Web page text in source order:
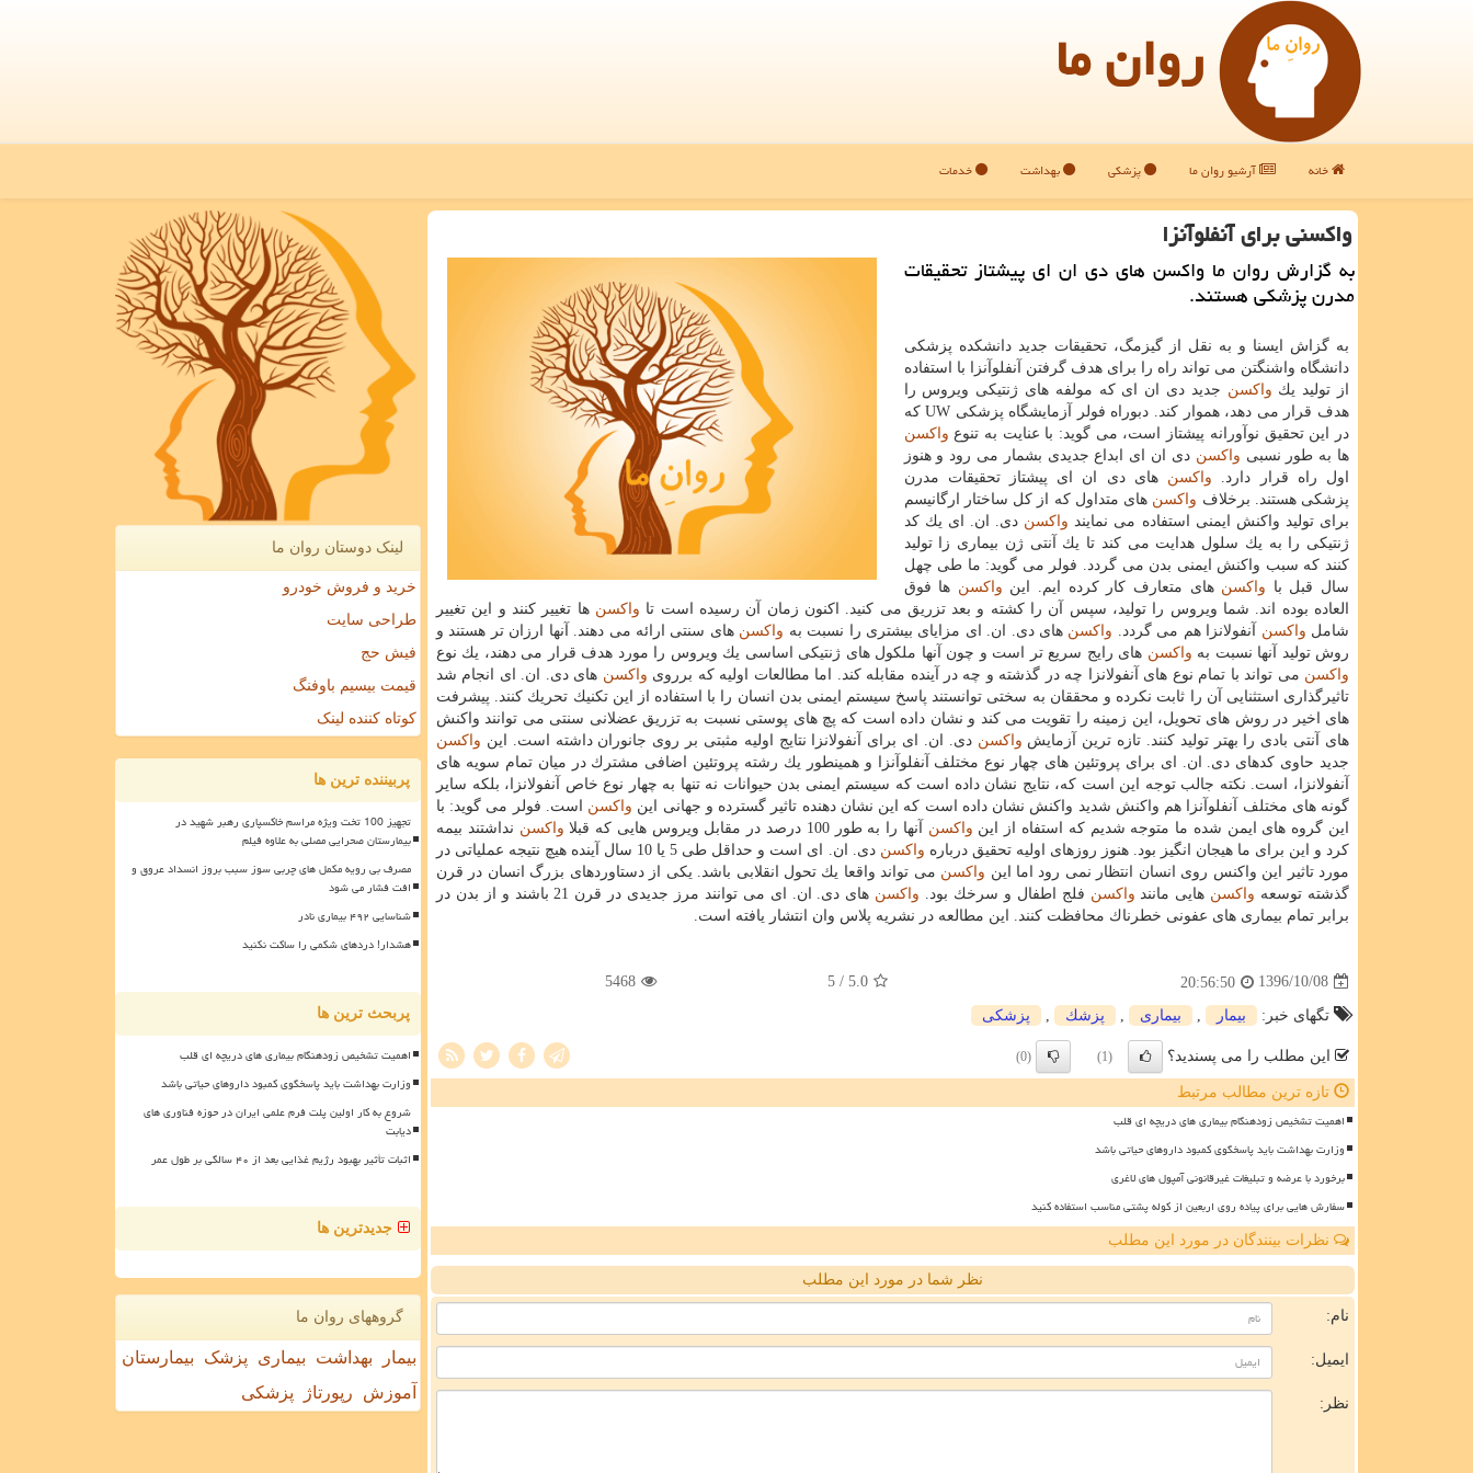
روان ما
خانه آرشیو روان ما پزشکی بهداشت خدمات
واكسنی برای آنفلوآنزا
به گزارش روان ما واكسن های دی ان ای پیشتاز تحقیقات
مدرن پزشكی هستند.
به گزاش ایسنا و به نقل از گیزمگ، تحقیقات جدید دانشكده پزشكی
دانشگاه واشنگتن می تواند راه را برای هدف گرفتن آنفلوآنزا با استفاده
از تولید یك واكسن جدید دی ان ای كه مولفه های ژنتیكی ویروس را
هدف قرار می دهد، هموار كند. دبوراه فولر آزمایشگاه پزشكی UW كه
در این تحقیق نوآورانه پیشتاز است، می گوید: با عنایت به تنوع واكسن
ها به طور نسبی واكسن دی ان ای ابداع جدیدی بشمار می رود و هنوز
اول راه قرار دارد. واكسن های دی ان ای پیشتاز تحقیقات مدرن
پزشكی هستند. برخلاف واكسن های متداول كه از كل ساختار ارگانیسم
برای تولید واكنش ایمنی استفاده می نمایند واكسن دی. ان. ای یك كد
ژنتیكی را به یك سلول هدایت می كند تا یك آنتی ژن بیماری زا تولید
كنند كه سبب واكنش ایمنی بدن می گردد. فولر می گوید: ما طی چهل
سال قبل با واكسن های متعارف كار كرده ایم. این واكسن ها فوق
العاده بوده اند. شما ویروس را تولید، سپس آن را كشته و بعد تزریق می كنید. اكنون زمان آن رسیده است تا واكسن ها تغییر كنند و این تغییر
شامل واكسن آنفولانزا هم می گردد. واكسن های دی. ان. ای مزایای بیشتری را نسبت به واكسن های سنتی ارائه می دهند. آنها ارزان تر هستند و
روش تولید آنها نسبت به واكسن های رایج سریع تر است و چون آنها ملكول های ژنتیكی اساسی یك ویروس را مورد هدف قرار می دهند، یك نوع
واكسن می تواند با تمام نوع های آنفولانزا چه در گذشته و چه در آینده مقابله كند. اما مطالعات اولیه كه برروی واكسن های دی. ان. ای انجام شد
تاثیرگذاری استثنایی آن را ثابت نكرده و محققان به سختی توانستند پاسخ سیستم ایمنی بدن انسان را با استفاده از این تكنیك تحریك كنند. پیشرفت
های اخیر در روش های تحویل، این زمینه را تقویت می كند و نشان داده است كه پچ های پوستی نسبت به تزریق عضلانی سنتی می توانند واكنش
های آنتی بادی را بهتر تولید كنند. تازه ترین آزمایش واكسن دی. ان. ای برای آنفولانزا نتایج اولیه مثبتی بر روی جانوران داشته است. این واكسن
جدید حاوی كدهای دی. ان. ای برای پروتئین های چهار نوع مختلف آنفلوآنزا و همینطور یك رشته پروتئین اضافی مشترك در میان تمام سویه های
آنفولانزا، است. نكته جالب توجه این است كه، نتایج نشان داده است كه سیستم ایمنی بدن حیوانات نه تنها به چهار نوع خاص آنفولانزا، بلكه سایر
گونه های مختلف آنفلوآنزا هم واكنش شدید واكنش نشان داده است كه این نشان دهنده تاثیر گسترده و جهانی این واكسن است. فولر می گوید: با
این گروه های ایمن شده ما متوجه شدیم كه استفاه از این واكسن آنها را به طور 100 درصد در مقابل ویروس هایی كه قبلا واكسن نداشتند بیمه
كرد و این برای ما هیجان انگیز بود. هنوز روزهای اولیه تحقیق درباره واكسن
دی. ان. ای است و حداقل طی 5 یا 10 سال آینده هیچ نتیجه عملیاتی در
مورد تاثیر این واكنس روی انسان انتظار نمی رود اما این واكسن می تواند واقعا یك تحول انقلابی باشد. یكی از دستاوردهای بزرگ انسان در قرن
گذشته توسعه واكسن هایی مانند واكسن فلج اطفال و سرخك بود. واكسن
های دی. ان. ای می توانند مرز جدیدی در قرن 21 باشند و از بدن در
برابر تمام بیماری های عفونی خطرناك محافظت كنند. این مطالعه در نشریه پلاس وان انتشار یافته است.
1396/10/08
20:56:50
5.0
/ 5
5468
تگهای خبر: بیمار بیماری پزشك پزشكی
این مطلب را می پسندید؟ (1)
(0)
تازه ترین مطالب مرتبط
اهمیت تشخیص زودهنگام بیماری های دریچه ای قلب
وزارت بهداشت باید پاسخگوی کمبود داروهای حیاتی باشد
برخورد با عرضه و تبلیغات غیرقانونی آمپول های لاغری
سفارش هایی برای پیاده روی اربعین از کوله پشتی مناسب استفاده کنید
نظرات بینندگان در مورد این مطلب
نظر شما در مورد این مطلب
نام:
ایمیل:
نظر:
لینک دوستان روان ما
خرید و فروش خودرو
طراحی سایت
فیش حج
قیمت بیسیم باوفنگ
کوتاه کننده لینک
پربیننده ترین ها
تجهیز 100 تخت ویژه مراسم خاکسپاری رهبر شهید در
بیمارستان صحرایی مصلی به علاوه فیلم
مصرف بی رویه مکمل های چربی سوز سبب بروز انسداد عروق و
افت فشار می شود
شناسایی ۴۹۲ بیماری نادر
هشدار! دردهای شکمی را ساکت نکنید
پربحث ترین ها
اهمیت تشخیص زودهنگام بیماری های دریچه ای قلب
وزارت بهداشت باید پاسخگوی کمبود داروهای حیاتی باشد
شروع به کار اولین پلت فرم علمی ایران در حوزه فناوری های
دیابت
اثبات تأثیر بهبود رژیم غذایی بعد از ۴۰ سالگی بر طول عمر
جدیدترین ها
گروههای روان ما
بیمار بهداشت بیماری پزشک
بیمارستان
آموزش
رپورتاژ پزشکی